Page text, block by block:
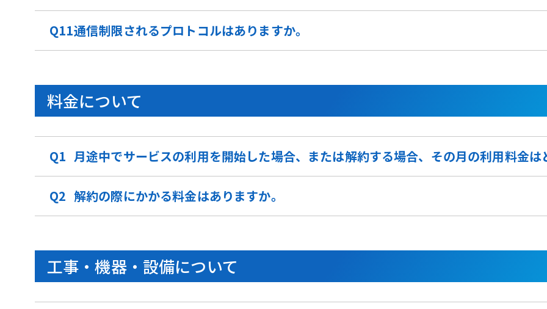
通信制限されるプロトコルはありますか。
料金について
月途中でサービスの利用を開始した場合、または解約する場合、その月の利用料金は
解約の際にかかる料金はありますか。
工事・機器・設備について